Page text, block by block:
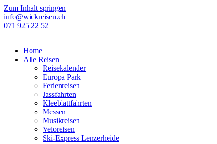
Zum Inhalt springen
info@wickreisen.ch
071 925 22 52
Home
Alle Reisen
Reisekalender
Europa Park
Ferienreisen
Jassfahrten
Kleeblattfahrten
Messen
Musikreisen
Veloreisen
Ski-Express Lenzerheide